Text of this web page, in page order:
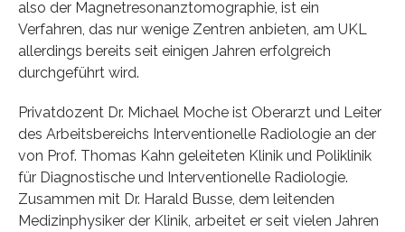
also der Magnetresonanztomographie, ist ein
Verfahren, das nur wenige Zentren anbieten, am UKL
allerdings bereits seit einigen Jahren erfolgreich
durchgeführt wird.
Privatdozent Dr. Michael Moche ist Oberarzt und Leiter
des Arbeitsbereichs Interventionelle Radiologie an der
von Prof. Thomas Kahn geleiteten Klinik und Poliklinik
für Diagnostische und Interventionelle Radiologie.
Zusammen mit Dr. Harald Busse, dem leitenden
Medizinphysiker der Klinik, arbeitet er seit vielen Jahren